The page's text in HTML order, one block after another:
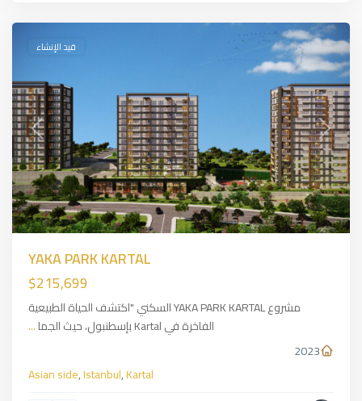
Next
قيد الإنشاء
YAKA PARK KARTAL
$215,699
مشروع YAKA PARK KARTAL السكني "اكتشف الحياة الطبيعية
الفاخرة في Kartal بإسطنبول، حيث الجما
...
2023
Asian side,Istanbul,Kartal